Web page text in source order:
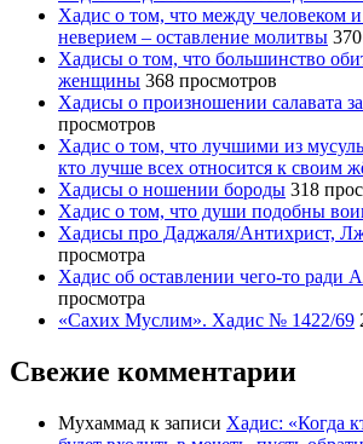
Хадис о том, что между человеком
неверием – оставление молитвы
Хадисы о том, что большинство
женщины 368 просмотров
Хадисы о произношении салавата
просмотров
Хадис о том, что лучшими из
кто лучше всех относится к своим
Хадисы о ношении бороды 318
Хадис о том, что души подобны
Хадисы про Даджаля/Антихрист,
просмотра
Хадис об оставлении чего-то ради
просмотра
«Сахих Муслим». Хадис № 1422/69
Свежие комментарии
Мухаммад к записи Хадис: «Когда